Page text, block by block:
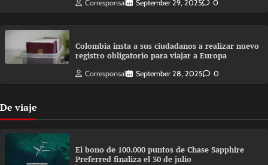
Corresponsal September 29, 2025 0
Colombia insta a sus ciudadanos a realizar nuevo
registro obligatorio para viajar a Europa
Corresponsal September 28, 2025 0
De viaje
El bono de 100.000 puntos de Chase Sapphire
Preferred finaliza el 30 de julio